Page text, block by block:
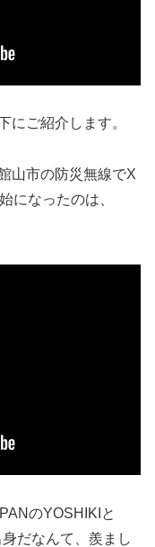
にご紹介します。
山市の防災無線でX
になったのは、
のYOSHIKIと
だなんて、羨まし